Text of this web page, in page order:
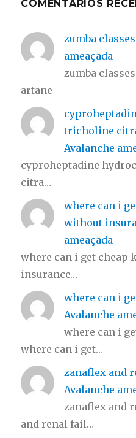
COMENTÁRIOS
zumba
ameaçada
zumba
artane
tricholine
Avalanche
cyproheptadine
citra…
where can i
without
ameaçada
where can i get cheap
insurance…
where can i
Avalanche
where can i
where can i get…
zanaflex and
Avalanche
zanaflex and
and renal fail…